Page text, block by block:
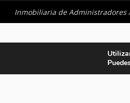
Inmobiliaria de Administradores